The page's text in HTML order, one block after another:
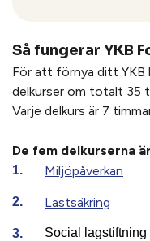
Så fungerar YKB
För att förnya ditt YKB
delkurser om totalt 35
Varje delkurs är 7
De fem delkurserna
Miljöpåverkan
Lastsäkring
Social lagstiftning